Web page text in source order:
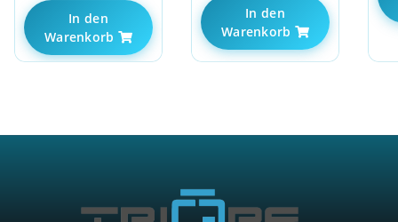
In den
Warenkorb
In den
Warenkorb